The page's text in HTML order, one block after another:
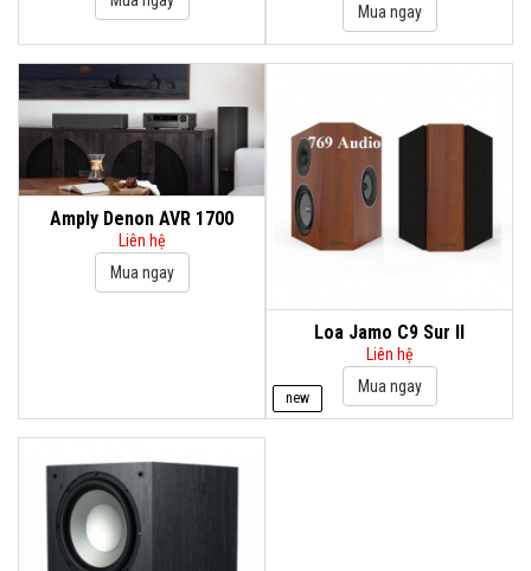
Amply Denon AVR 1700
Liên hệ
new
Loa Jamo C9 Sur II
Liên hệ